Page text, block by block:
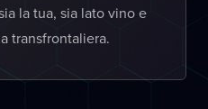
la tua, sia lato vino e
transfrontaliera.